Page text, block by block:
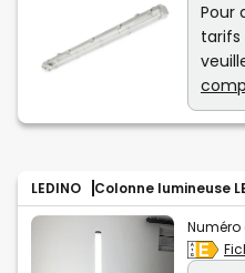
Pour
tarifs
LEDINO Colonne lumineuse
Numéro